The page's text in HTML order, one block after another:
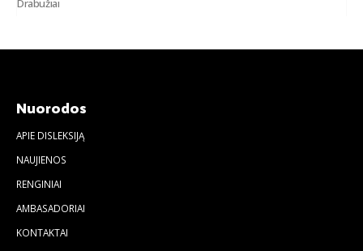
Drabužiai
Nuorodos
APIE DISLEKSIJĄ
NAUJIENOS
RENGINIAI
AMBASADORIAI
KONTAKTAI